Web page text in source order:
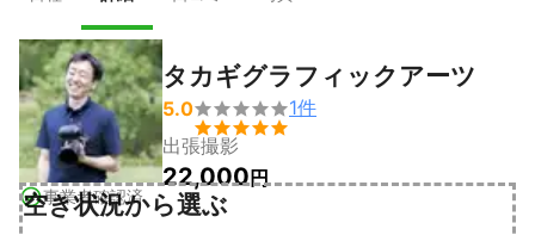
事業者確認済
タカギグラフィックアーツ
5.0

1件
出張撮影
22,000円
空き状況から選ぶ